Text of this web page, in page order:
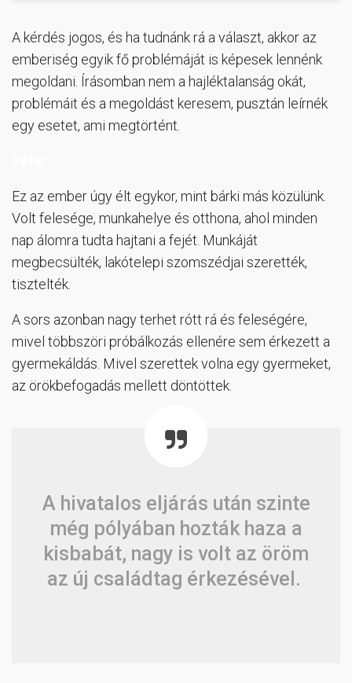
A kérdés jogos, és ha tudnánk rá a választ, akkor az
emberiség egyik fő problémáját is képesek lennénk
megoldani. Írásomban nem a hajléktalanság okát,
problémáit és a megoldást keresem, pusztán leírnék
egy esetet, ami megtörtént.
Ez az ember úgy élt egykor, mint bárki más közülünk.
Volt felesége, munkahelye és otthona, ahol minden
nap álomra tudta hajtani a fejét. Munkáját
megbecsülték, lakótelepi szomszédjai szerették,
tisztelték.
A sors azonban nagy terhet rótt rá és feleségére,
mivel többszöri próbálkozás ellenére sem érkezett a
gyermekáldás. Mivel szerettek volna egy gyermeket,
az örökbefogadás mellett döntöttek.
A hivatalos eljárás után szinte
még pólyában hozták haza a
kisbabát, nagy is volt az öröm
az új családtag érkezésével.